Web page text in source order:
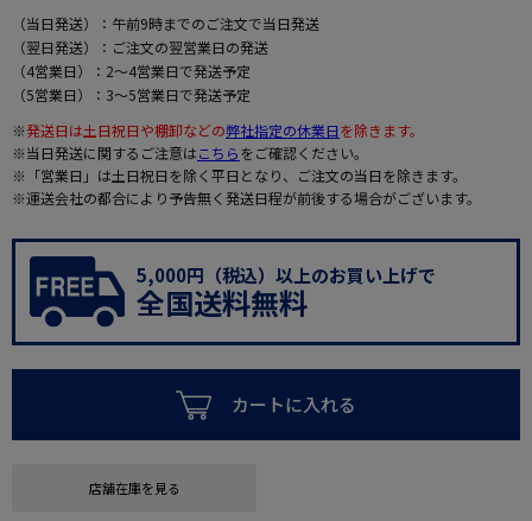
（当日発送）：午前9時までのご注文で当日発送
（翌日発送）：ご注文の翌営業日の発送
（4営業日）：2～4営業日で発送予定
（5営業日）：3～5営業日で発送予定
※発送日は土日祝日や棚卸などの弊社指定の休業日を除きます。
※当日発送に関するご注意はこちらをご確認ください。
※「営業日」は土日祝日を除く平日となり、ご注文の当日を除きます。
※運送会社の都合により予告無く発送日程が前後する場合がございます。
5,000円（税込）以上のお買い上げで
全国送料無料
カートに入れる
店舗在庫を見る